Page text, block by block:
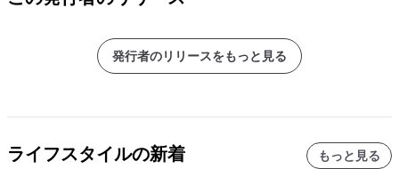
発行者のリリースをもっと見る
ライフスタイルの新着 もっと見る